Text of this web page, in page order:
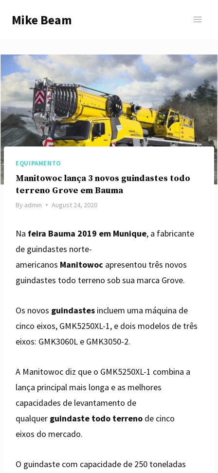
Mike Beam
EQUIPAMENTO
Manitowoc lança 3 novos guindastes todo
terreno Grove em Bauma
By admin August 24, 2020
Na feira Bauma 2019 em Munique, a fabricante
de guindastes norte-
americanos Manitowoc apresentou três novos
guindastes todo terreno sob sua marca Grove.
Os novos guindastes incluem uma máquina de
cinco eixos, GMK5250XL-1, e dois modelos de três
eixos: GMK3060L e GMK3050-2.
A Manitowoc diz que o GMK5250XL-1 combina a
lança principal mais longa e as melhores
capacidades de levantamento de
qualquer guindaste todo terreno de cinco
eixos do mercado.
O guindaste com capacidade de 250 toneladas